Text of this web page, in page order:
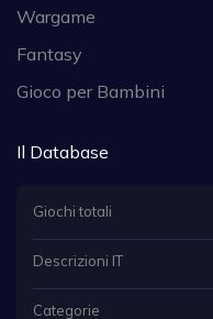
Wargame
Fantasy
Gioco per Bambini
Il Database
Giochi totali
Descrizioni IT
Categorie